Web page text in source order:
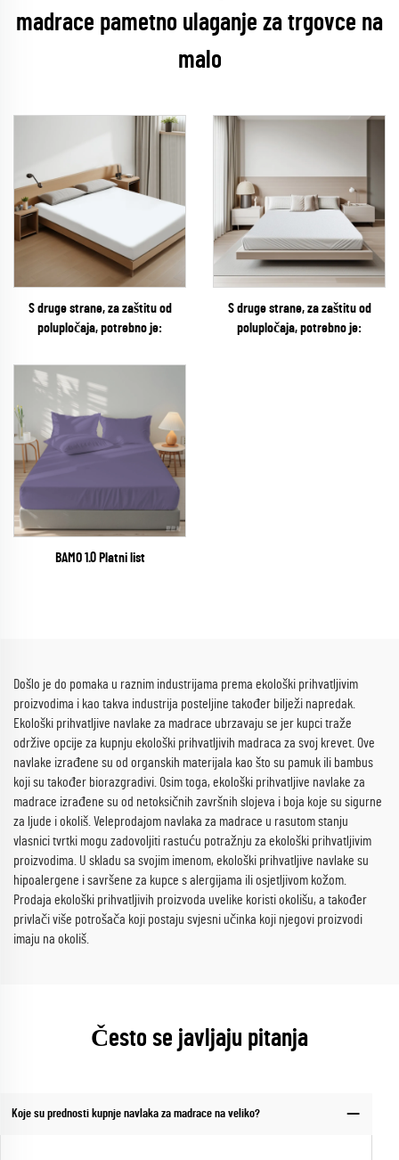
madrace pametno ulaganje za trgovce na
malo
S druge strane, za zaštitu od
polupločaja, potrebno je:
S druge strane, za zaštitu od
polupločaja, potrebno je:
BAMO 1.0 Platni list
Došlo je do pomaka u raznim industrijama prema ekološki prihvatljivim
proizvodima i kao takva industrija posteljine također bilježi napredak.
Ekološki prihvatljive navlake za madrace ubrzavaju se jer kupci traže
održive opcije za kupnju ekološki prihvatljivih madraca za svoj krevet. Ove
navlake izrađene su od organskih materijala kao što su pamuk ili bambus
koji su također biorazgradivi. Osim toga, ekološki prihvatljive navlake za
madrace izrađene su od netoksičnih završnih slojeva i boja koje su sigurne
za ljude i okoliš. Veleprodajom navlaka za madrace u rasutom stanju
vlasnici tvrtki mogu zadovoljiti rastuću potražnju za ekološki prihvatljivim
proizvodima. U skladu sa svojim imenom, ekološki prihvatljive navlake su
hipoalergene i savršene za kupce s alergijama ili osjetljivom kožom.
Prodaja ekološki prihvatljivih proizvoda uvelike koristi okolišu, a također
privlači više potrošača koji postaju svjesni učinka koji njegovi proizvodi
imaju na okoliš.
Često se javljaju pitanja
Koje su prednosti kupnje navlaka za madrace na veliko?